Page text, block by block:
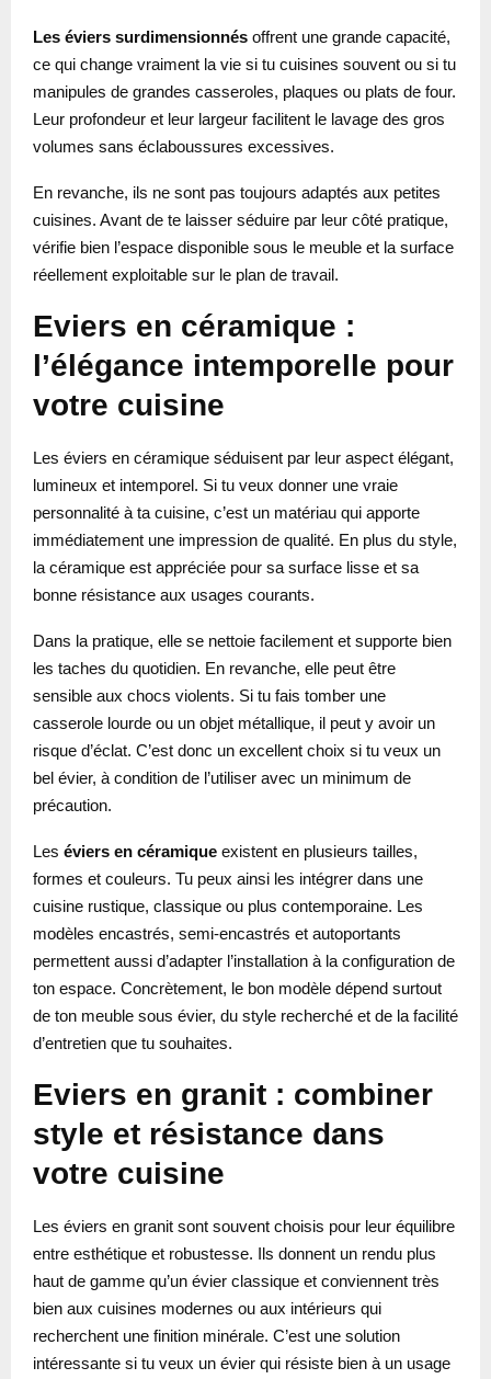
Les éviers surdimensionnés offrent une grande capacité,
ce qui change vraiment la vie si tu cuisines souvent ou si tu
manipules de grandes casseroles, plaques ou plats de four.
Leur profondeur et leur largeur facilitent le lavage des gros
volumes sans éclaboussures excessives.
En revanche, ils ne sont pas toujours adaptés aux petites
cuisines. Avant de te laisser séduire par leur côté pratique,
vérifie bien l’espace disponible sous le meuble et la surface
réellement exploitable sur le plan de travail.
Eviers en céramique :
l’élégance intemporelle pour
votre cuisine
Les éviers en céramique séduisent par leur aspect élégant,
lumineux et intemporel. Si tu veux donner une vraie
personnalité à ta cuisine, c’est un matériau qui apporte
immédiatement une impression de qualité. En plus du style,
la céramique est appréciée pour sa surface lisse et sa
bonne résistance aux usages courants.
Dans la pratique, elle se nettoie facilement et supporte bien
les taches du quotidien. En revanche, elle peut être
sensible aux chocs violents. Si tu fais tomber une
casserole lourde ou un objet métallique, il peut y avoir un
risque d’éclat. C’est donc un excellent choix si tu veux un
bel évier, à condition de l’utiliser avec un minimum de
précaution.
Les éviers en céramique existent en plusieurs tailles,
formes et couleurs. Tu peux ainsi les intégrer dans une
cuisine rustique, classique ou plus contemporaine. Les
modèles encastrés, semi-encastrés et autoportants
permettent aussi d’adapter l’installation à la configuration de
ton espace. Concrètement, le bon modèle dépend surtout
de ton meuble sous évier, du style recherché et de la facilité
d’entretien que tu souhaites.
Eviers en granit : combiner
style et résistance dans
votre cuisine
Les éviers en granit sont souvent choisis pour leur équilibre
entre esthétique et robustesse. Ils donnent un rendu plus
haut de gamme qu’un évier classique et conviennent très
bien aux cuisines modernes ou aux intérieurs qui
recherchent une finition minérale. C’est une solution
intéressante si tu veux un évier qui résiste bien à un usage